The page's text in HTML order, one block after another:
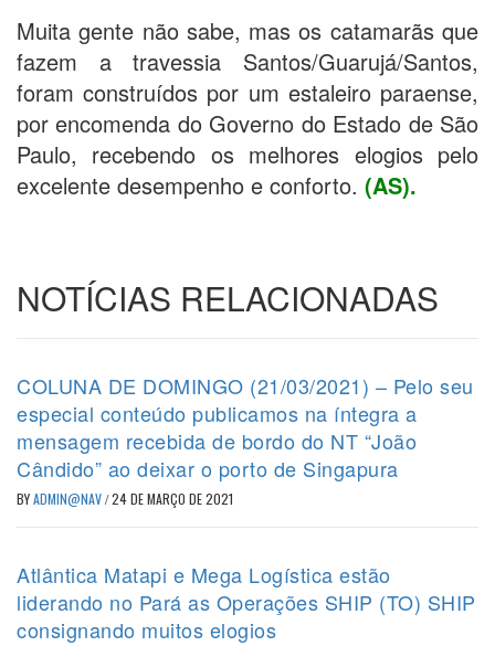
Muita gente não sabe, mas os catamarãs que
fazem a travessia Santos/Guarujá/Santos,
foram construídos por um estaleiro paraense,
por encomenda do Governo do Estado de São
Paulo, recebendo os melhores elogios pelo
excelente desempenho e conforto. (AS).
NOTÍCIAS RELACIONADAS
COLUNA DE DOMINGO (21/03/2021) – Pelo seu
especial conteúdo publicamos na íntegra a
mensagem recebida de bordo do NT “João
Cândido” ao deixar o porto de Singapura
BYADMIN@NAV/24 DE MARÇO DE 2021
Atlântica Matapi e Mega Logística estão
liderando no Pará as Operações SHIP (TO) SHIP
consignando muitos elogios